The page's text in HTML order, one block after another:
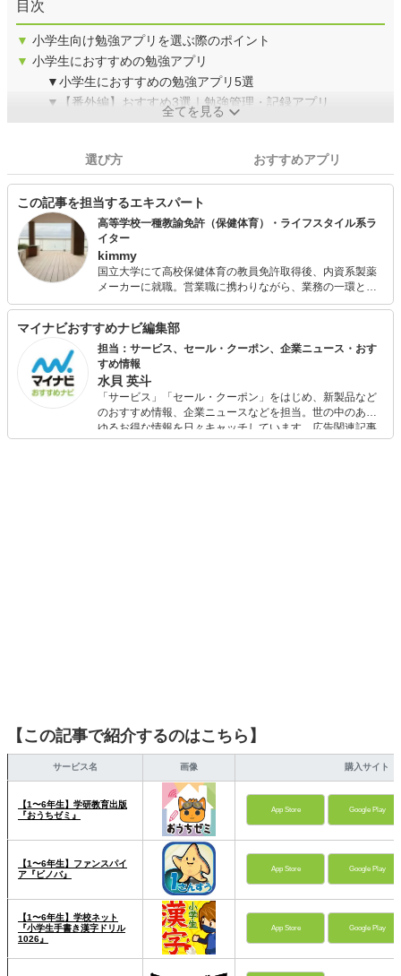
目次
▼ 小学生向け勉強アプリを選ぶ際のポイント
▼ 小学生におすすめの勉強アプリ
▼小学生におすすめの勉強アプリ5選
▼【番外編】おすすめ3選｜勉強管理・記録アプリ
全てを見る
選び方 おすすめアプリ
この記事を担当するエキスパート
高等学校一種教諭免許（保健体育）・ライフスタイル系ラ
イター
kimmy
国立大学にて高校保健体育の教員免許取得後、内資系製薬
メーカーに就職。営業職に携わりながら、業務の一環とし
て熱中症対策をテーマとした小中学生・高校生を対象とし
経験。出産を経てWebライターへ転向。マネー、ファッシ
ョン、美容、ライフスタイル系など幅広いジャンルで執筆
中。同時に元気有り余る男児2人の母として、イベント情報
や習い事、塾のリサーチに余念がない生活を送る。オフの
日はカフェ巡りや旅行が楽しみ。
マイナビおすすめナビ編集部
担当：サービス、セール・クーポン、企業ニュース・おす
すめ情報
水貝 英斗
「サービス」「セール・クーポン」をはじめ、新製品など
のおすすめ情報、企業ニュースなどを担当。世の中のあら
ゆるお得な情報を日々キャッチしています。広告関連記事
の制作にも携わり、SEOの知見を活かし商品販促のプラン
【この記事で紹介するのはこちら】
サービス名 画像 購入サイト
【1〜6年生】学研教育出版
『おうちゼミ』
App Store Google Play
【1〜6年生】ファンスパイ
ア『ビノバ』
App Store Google Play
【1〜6年生】学校ネット
『小学生手書き漢字ドリル
1026』
App Store Google Play